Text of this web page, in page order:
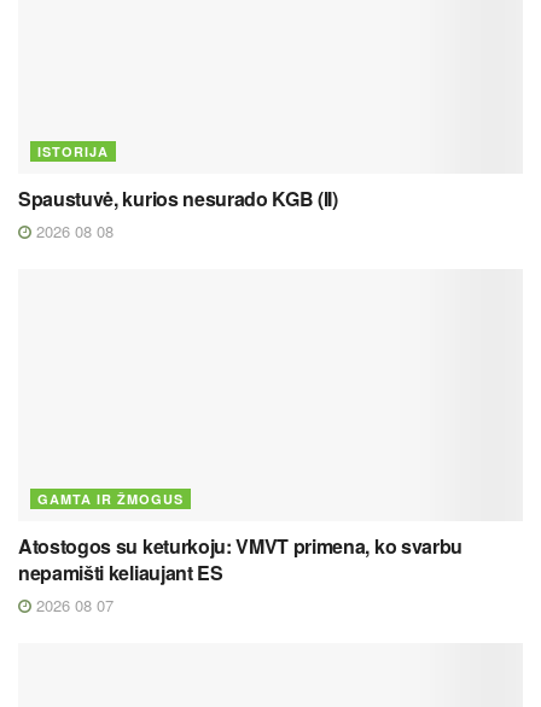
ISTORIJA
Spaustuvė, kurios nesurado KGB (II)
2026 08 08
GAMTA IR ŽMOGUS
Atostogos su keturkoju: VMVT primena, ko svarbu
nepamišti keliaujant ES
2026 08 07